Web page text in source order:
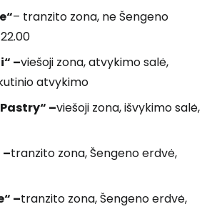
– tranzito zona, ne Šengeno
–viešoji zona, atvykimo salė,
atvykimo
–viešoji zona, išvykimo salė,
tranzito zona, Šengeno erdvė,
–tranzito zona, Šengeno erdvė,